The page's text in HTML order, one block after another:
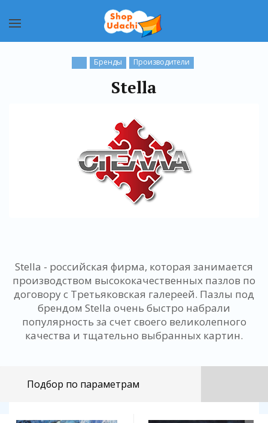
Бренды Производители
Stella
Stella - российская фирма, которая занимается
производством высококачественных пазлов по
договору с Третьяковская галереей. Пазлы под
брендом Stella очень быстро набрали
популярность за счет своего великолепного
качества и тщательно выбранных картин.
Подбор по параметрам